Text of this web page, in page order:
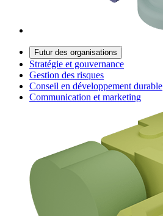
Futur des organisations
Stratégie et gouvernance
Gestion des risques
Conseil en développement durable
Communication et marketing